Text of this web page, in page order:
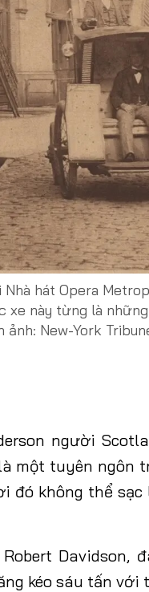
hát Opera
xe này từng là
New-York
người
một tuyên ngôn
không thể sạc
Davidson,
kéo sáu tấn với